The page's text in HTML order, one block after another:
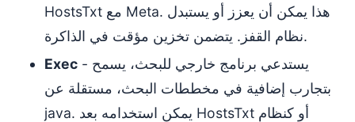
HostsTxt مع Meta. هذا يمكن أن يعزز أو يستبدل
نظام القفز. يتضمن تخزين مؤقت في الذاكرة.
Exec - يستدعي برنامج خارجي للبحث، يسمح
بتجارب إضافية في مخططات البحث، مستقلة عن
java. يمكن استخدامه بعد HostsTxt أو كنظام